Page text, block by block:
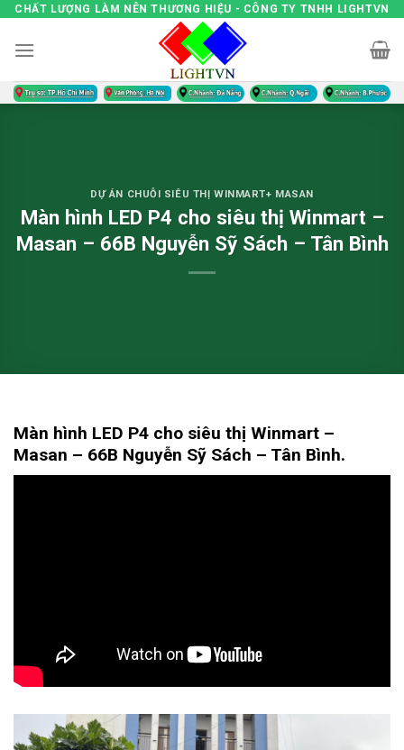
Skip
content
CHẤT LƯỢNG LÀM NÊN THƯƠNG HIỆU - CÔNG TY TNHH LIGHTVN
DỰ ÁN CHUỖI SIÊU THỊ WINMART+ MASAN
Màn hình LED P4 cho siêu thị Winmart –
Masan – 66B Nguyễn Sỹ Sách – Tân Bình
Màn hình LED P4 cho siêu thị Winmart –
Masan – 66B Nguyễn Sỹ Sách – Tân Bình.